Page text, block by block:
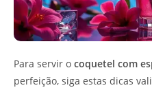
Para servir o coquetel com
perfeição, siga estas dicas